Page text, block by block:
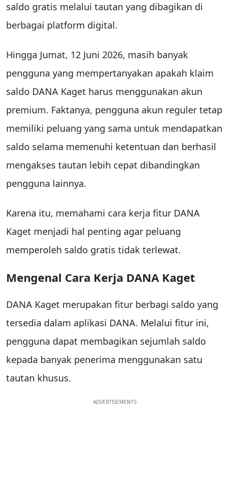
saldo gratis melalui tautan yang dibagikan di
berbagai platform digital.
Hingga Jumat, 12 Juni 2026, masih banyak
pengguna yang mempertanyakan apakah klaim
saldo DANA Kaget harus menggunakan akun
premium. Faktanya, pengguna akun reguler tetap
memiliki peluang yang sama untuk mendapatkan
saldo selama memenuhi ketentuan dan berhasil
mengakses tautan lebih cepat dibandingkan
pengguna lainnya.
Karena itu, memahami cara kerja fitur DANA
Kaget menjadi hal penting agar peluang
memperoleh saldo gratis tidak terlewat.
Mengenal Cara Kerja DANA Kaget
DANA Kaget merupakan fitur berbagi saldo yang
tersedia dalam aplikasi DANA. Melalui fitur ini,
pengguna dapat membagikan sejumlah saldo
kepada banyak penerima menggunakan satu
tautan khusus.
ADVERTISEMENTS